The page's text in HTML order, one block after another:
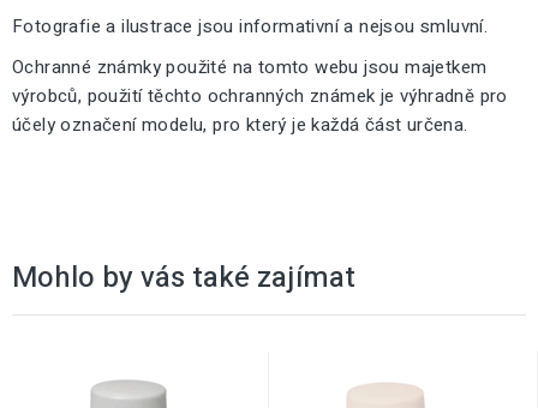
Fotografie a ilustrace jsou informativní a nejsou smluvní.
Ochranné známky použité na tomto webu jsou majetkem
výrobců, použití těchto ochranných známek je výhradně pro
účely označení modelu, pro který je každá část určena.
Mohlo by vás také zajímat